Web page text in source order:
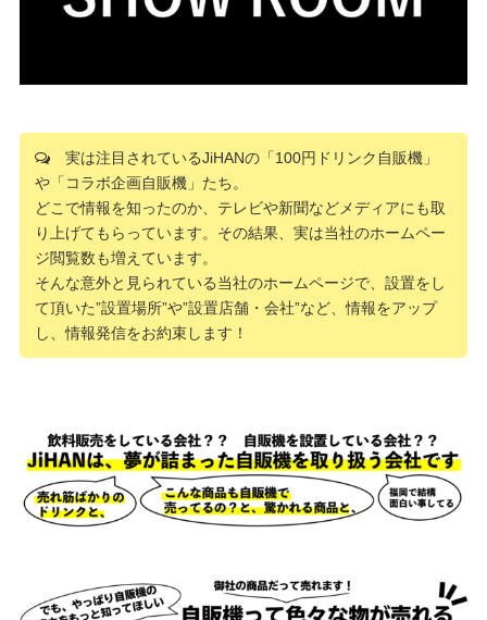
実は注目されているJiHANの「100円ドリンク自販機」
や「コラボ企画自販機」たち。
どこで情報を知ったのか、テレビや新聞などメディアにも取
り上げてもらっています。その結果、実は当社のホームペー
ジ閲覧数も増えています。
そんな意外と見られている当社のホームページで、設置をし
て頂いた”設置場所”や”設置店舗・会社”など、情報をアップ
し、情報発信をお約束します！